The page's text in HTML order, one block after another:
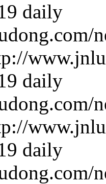
daily
daily
daily